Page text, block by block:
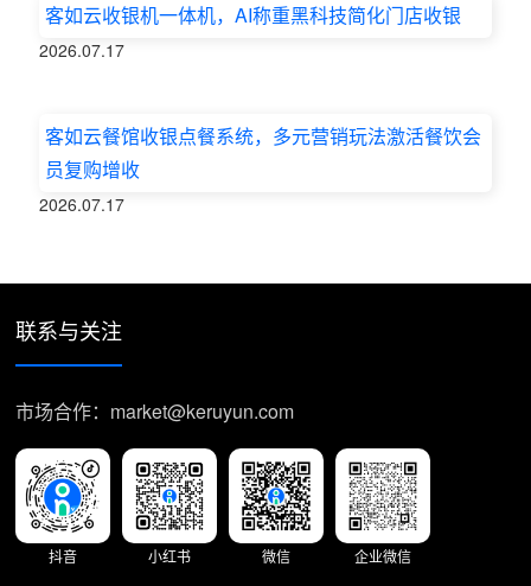
客如云收银机一体机，AI称重黑科技简化门店收银
2026.07.17
客如云餐馆收银点餐系统，多元营销玩法激活餐饮会
员复购增收
2026.07.17
联系与关注
市场合作：market@keruyun.com
抖音 小红书 微信 企业微信